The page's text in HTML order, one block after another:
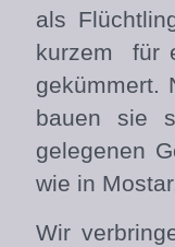
als
kurzem für
gekümmert.
bauen sie
gelegenen
wie in
Wir